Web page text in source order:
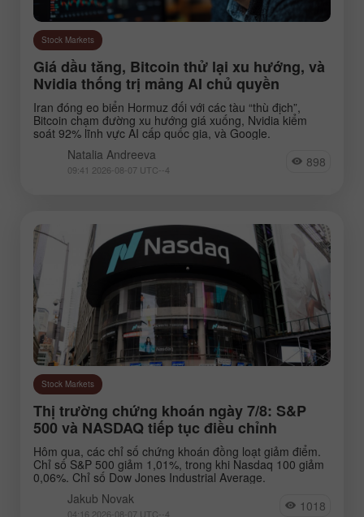
Instruments:
EURUSD
USDCHF
USDCAD
USDJPY
GBPJPY
EURGBP
EURNZD
Analysts:
Go to the list of analysts
Andreeva Natalia Novak Jakub
Stock Markets
Giá dầu tăng, Bitcoin thử lại xu hướng, và
Nvidia thống trị mảng AI chủ quyền
Iran đóng eo biển Hormuz đối với các tàu “thù địch”,
Bitcoin chạm đường xu hướng giá xuống, Nvidia kiểm
soát 92% lĩnh vực AI cấp quốc gia, và Google.
Natalia Andreeva
09:41 2026-08-07 UTC--4 898
Stock Markets
Thị trường chứng khoán ngày 7/8: S&P
500 và NASDAQ tiếp tục điều chỉnh
Hôm qua, các chỉ số chứng khoán đồng loạt giảm điểm.
Chỉ số S&P 500 giảm 1,01%, trong khi Nasdaq 100 giảm
0,06%. Chỉ số Dow Jones Industrial Average.
Jakub Novak
04:16 2026-08-07 UTC--4 1018